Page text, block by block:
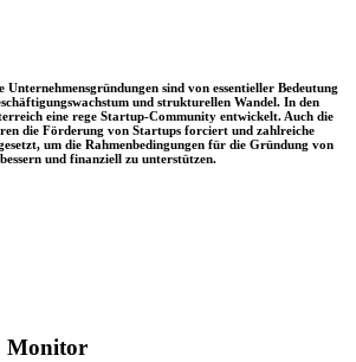
sind von essentieller Bedeutung
und strukturellen Wandel. In den
eine rege Startup-Community entwickelt. Auch die
die Förderung von Startups forciert und zahlreiche
um die Rahmenbedingungen für die Gründung von
und finanziell zu unterstützen.
Monitor